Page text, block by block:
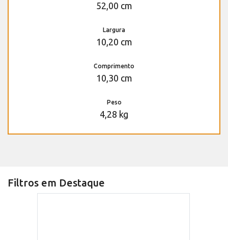
52,00 cm
Largura
10,20 cm
Comprimento
10,30 cm
Peso
4,28 kg
Filtros em Destaque